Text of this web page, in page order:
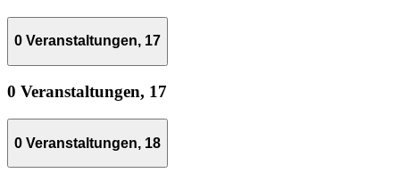
0 Veranstaltungen, 17
0 Veranstaltungen, 17
0 Veranstaltungen, 18